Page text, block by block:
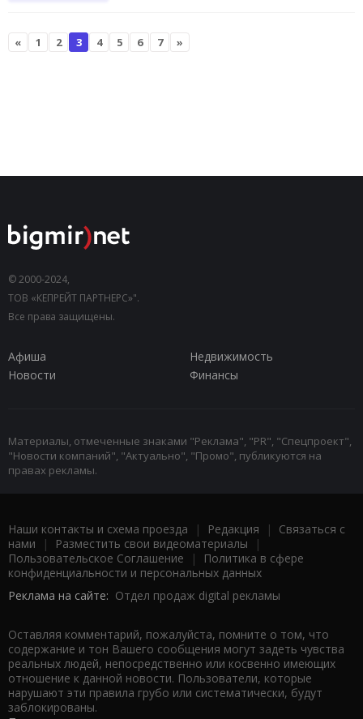
« 1 2 3 4 5 6 7 »
© 2000-2024,
ТОВ «КЕПРЕЙТ ПАРТНЕРС»".
Все права защищены.
Афиша
Недвижимость
Новости
Финансы
Материалы, отмеченные знаками "Реклама", "PR", "Спецпроект",
"Новости компаний", "Актуально", "Промо", публикуются на
правах рекламы.
Наши контакты и схема проезда | Редакция | Связаться с
нами | Разместить свои видеоматериалы |
Пользовательское Соглашение |
Политика в сфере
конфиденциальности и персональных данных
Реклама на сайте: Отдел продаж digital рекламы
Оставляя комментарий, пожалуйста, помните о том, что
содержание и тон Вашего сообщения могут задеть чувства
реальных людей, непосредственно или косвенно имеющих
отношение к данной новости. Пользователи, которые
нарушают эти правила грубо или систематически, будут
заблокированы.